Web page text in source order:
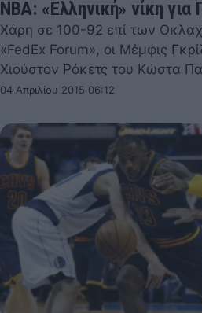
NBA: «Ελληνική» νίκη για
Χάρη σε 100-92 επί των
«FedEx Forum», οι Μέμφις
Χιούστον Ρόκετς του Κώστα
04 Απριλίου 2015 06:12